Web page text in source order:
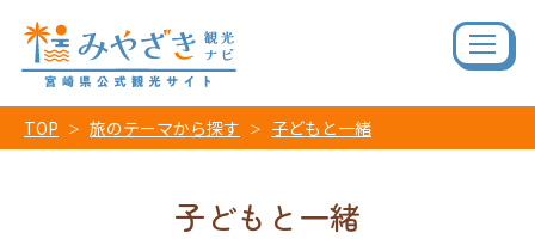
TOP 旅のテーマから探す 子どもと一緒
子どもと一緒